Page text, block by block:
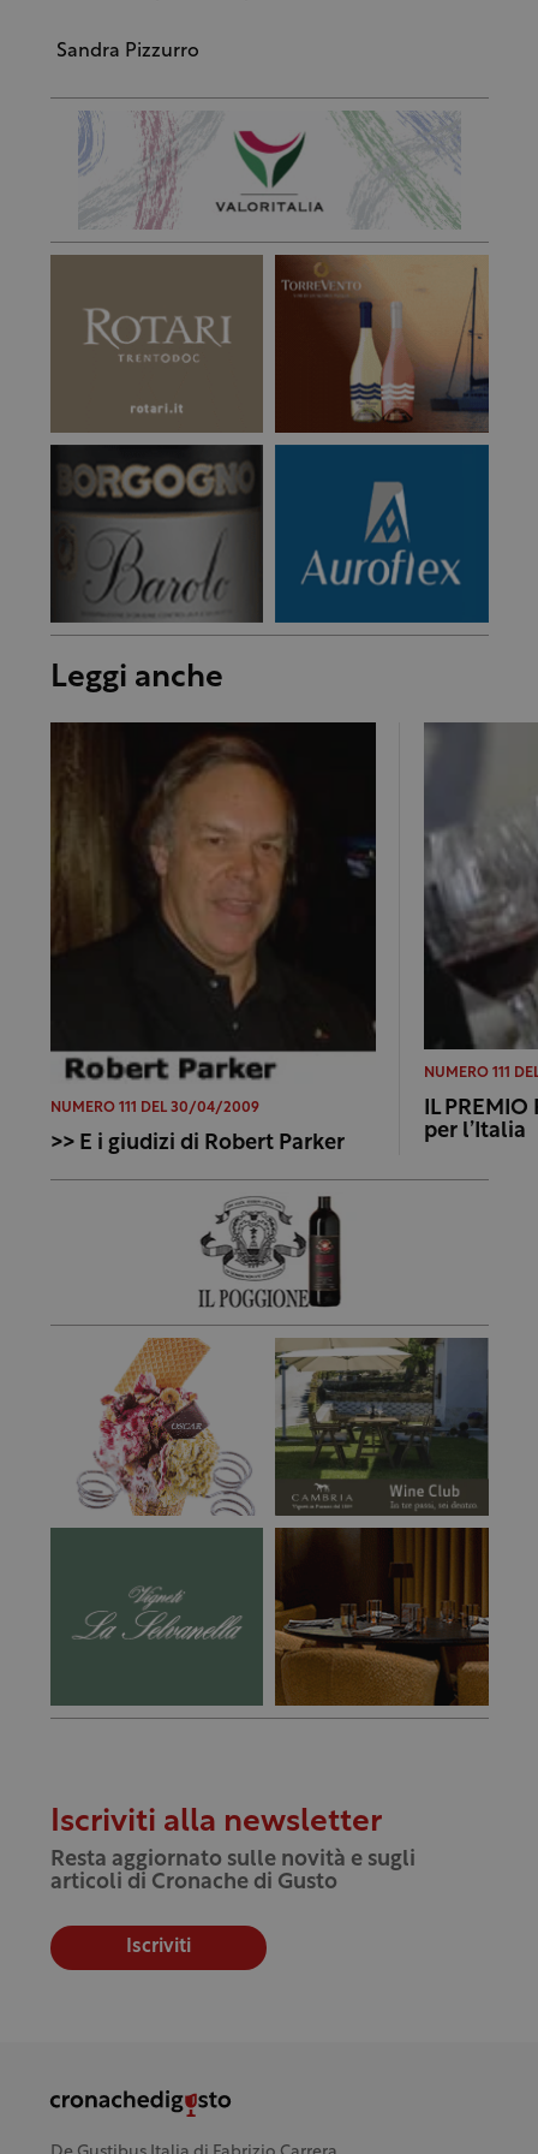
Sandra Pizzurro
Leggi anche
NUMERO 111 DEL 30/04/2009
>> E i giudizi di Robert Parker
NUMERO 111
IL
per l’Italia
Iscriviti alla newsletter
Resta aggiornato sulle novità e sugli
articoli di Cronache di Gusto
Iscriviti